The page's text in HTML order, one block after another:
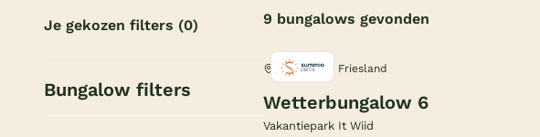
Je gekozen filters (0)
Bungalow filters
9 bungalows gevonden
Earnewâld, Friesland
Wetterbungalow 6
Vakantiepark It Wiid